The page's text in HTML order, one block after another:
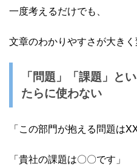
一度考えるだけでも、
文章のわかりやすさが大きく
「問題」「課題」と
たらに使わない
「この部門が抱える問題は
「貴社の課題は〇〇です」